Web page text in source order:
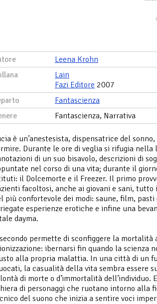
Leena Krohn
Lain
Fazi Editore 2007
Fantascienza
Fantascienza, Narrativa
è un’anestesista, dispensatrice del
Durante le ore di veglia si rifugia
di un suo bisavolo, descrizioni di
nel corso di una vita; durante il
il Dolcemorte e il Freezer. Il primo
facoltosi, anche ai giovani e sani, tutto
più confortevole dei modi: saune, film, pasti
esperienze erotiche e infine una
dayma.
permette di sconfiggere la mortalità
ibernarsi fin quando la scienza
alla propria malattia. In una città di un
la casualità della vita sembra essere
di morte o d’immortalità dell’individuo.
di personaggi che ruotano intorno alla
del suono che inizia a sentire voci